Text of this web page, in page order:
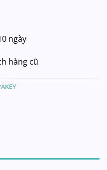
ngày
hàng cũ